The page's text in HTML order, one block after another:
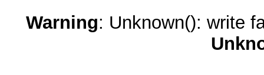
Warning: Unknown(): write